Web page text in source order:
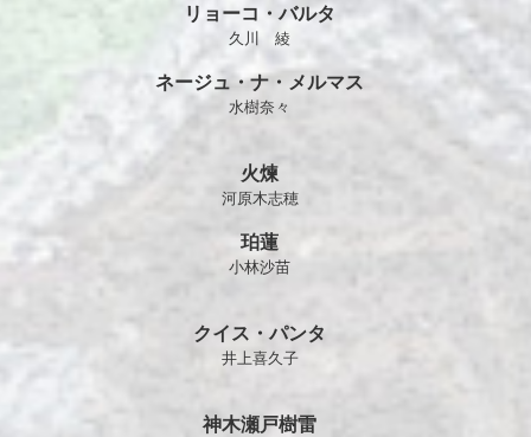
リョーコ・バルタ
久川 綾
ネージュ・ナ・メルマス
水樹奈々
火煉
河原木志穂
珀蓮
小林沙苗
クイス・パンタ
井上喜久子
神木瀬戸樹雷